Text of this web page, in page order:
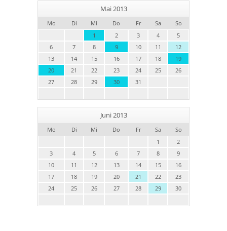
Mai 2013
Mo Di Mi Do Fr Sa
So
1
2 3 4
5
6
7 8 9 10 11
12
13
14 15 16 17 18
19
20
21 22 23 24 25
26
27
28 29 30 31
Juni 2013
Mo Di Mi Do Fr Sa
So
1
2
3
4 5 6 7 8
9
10
11 12 13 14 15
16
17
18 19 20 21 22
23
24
25 26 27 28 29 30